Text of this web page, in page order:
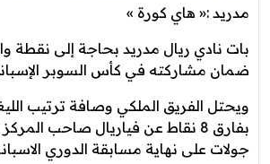
مدريد :« هاي كورة »
بات نادي ريال مدريد بحاجة إلى نقطة
ضمان مشاركته في كأس السوبر الإسباني
جولات على نهاية مسابقة الدوري